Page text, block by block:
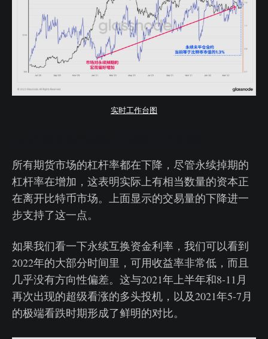
实时工作台图
所有期货市场的杠杆率都在下降，尽管永续掉期的
杠杆率在增加，这表明实际上有相当数量的资本正
在离开比特币市场。上面显示的交易量的下降进一
步支持了这一点。
如果我们看一下永续互换资金利率，我们可以看到
2022年的大部分时间里，可用收益率非常低，而且
几乎没有方向性偏差。这与2021年上半年和8-11月
再次出现的超级看涨的多头投机，以及2021年5-7月
的极端看跌时期形成了鲜明的对比。